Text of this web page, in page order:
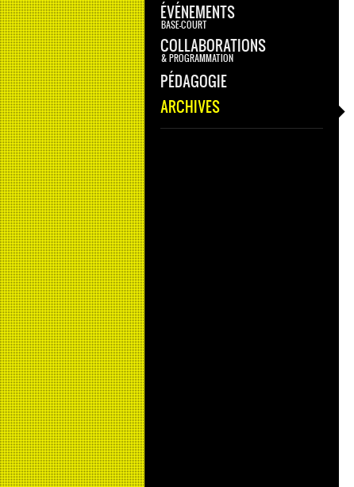
ÉVÉNEMENTS
BASE-COURT
COLLABORATIONS
& PROGRAMMATION
PÉDAGOGIE
ARCHIVES